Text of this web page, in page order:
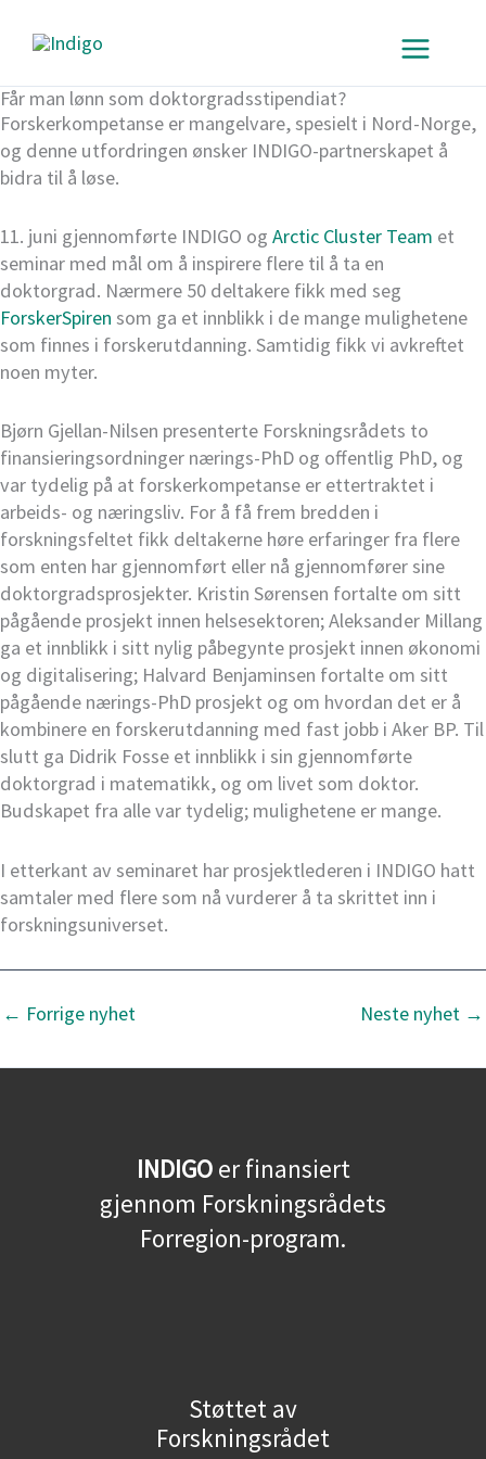
innholdet
Får man lønn som doktorgradsstipendiat?
Forskerkompetanse er mangelvare, spesielt i Nord-Norge,
og denne utfordringen ønsker INDIGO-partnerskapet å
bidra til å løse.
11. juni gjennomførte INDIGO og Arctic Cluster Team et
seminar med mål om å inspirere flere til å ta en
doktorgrad. Nærmere 50 deltakere fikk med seg
ForskerSpiren som ga et innblikk i de mange mulighetene
som finnes i forskerutdanning. Samtidig fikk vi avkreftet
noen myter.
Bjørn Gjellan-Nilsen presenterte Forskningsrådets to
finansieringsordninger nærings-PhD og offentlig PhD, og
var tydelig på at forskerkompetanse er ettertraktet i
arbeids- og næringsliv. For å få frem bredden i
forskningsfeltet fikk deltakerne høre erfaringer fra flere
som enten har gjennomført eller nå gjennomfører sine
doktorgradsprosjekter. Kristin Sørensen fortalte om sitt
pågående prosjekt innen helsesektoren; Aleksander Millang
ga et innblikk i sitt nylig påbegynte prosjekt innen økonomi
og digitalisering; Halvard Benjaminsen fortalte om sitt
pågående nærings-PhD prosjekt og om hvordan det er å
kombinere en forskerutdanning med fast jobb i Aker BP. Til
slutt ga Didrik Fosse et innblikk i sin gjennomførte
doktorgrad i matematikk, og om livet som doktor.
Budskapet fra alle var tydelig; mulighetene er mange.
I etterkant av seminaret har prosjektlederen i INDIGO hatt
samtaler med flere som nå vurderer å ta skrittet inn i
forskningsuniverset.
← Forrige nyhet Neste nyhet →
INDIGOer finansiert
gjennom Forskningsrådets
Forregion-program.
Støttet av
Forskningsrådet